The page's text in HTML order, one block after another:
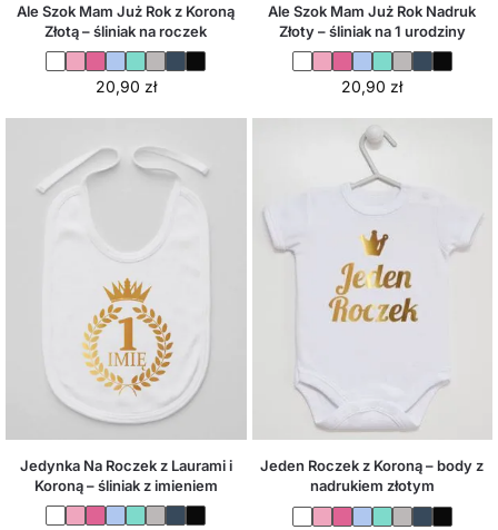
Ale Szok Mam Już Rok z Koroną
Złotą – śliniak na roczek
20,90 zł
Ale Szok Mam Już Rok Nadruk
Złoty – śliniak na 1 urodziny
20,90 zł
Jedynka Na Roczek z Laurami i
Koroną – śliniak z imieniem
Jeden Roczek z Koroną – body z
nadrukiem złotym